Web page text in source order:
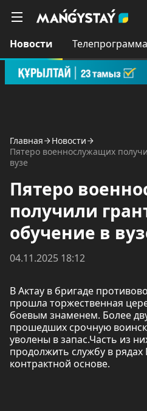
Новости Телепрограмма
Главная
Новости
Пятеро военнослужащих
вузе
Пятеро
получили
обучение в
04.11.2025 18:12
В Актау в бригаде
прошла торжественная
боевым знаменем. Более
прошедших срочную
уволены в запас.Часть из
продолжить службу в
контрактной основе.